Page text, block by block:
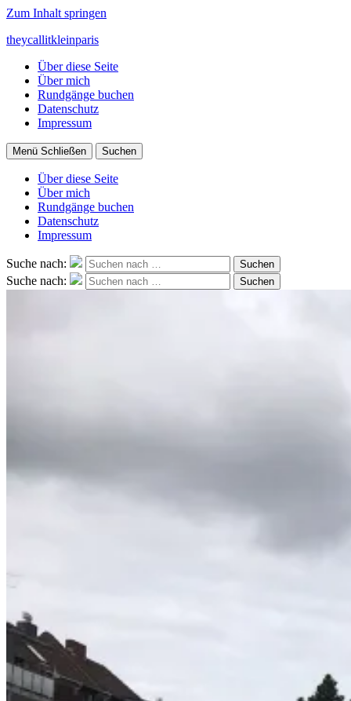
Zum Inhalt springen
theycallitkleinparis
Über diese Seite
Über mich
Rundgänge buchen
Datenschutz
Impressum
Menü Schließen Suchen
Über diese Seite
Über mich
Rundgänge buchen
Datenschutz
Impressum
Suche nach: Suchen
Suche nach: Suchen